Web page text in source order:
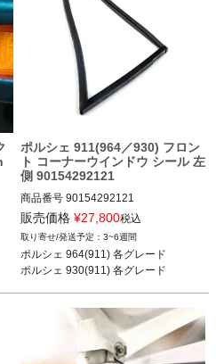
ポルシェ 911(964／930) フロン
ト コーナーウインドウ シール 左
側 90154292121
商品番号 90154292121
90154292121
ポルシェ 964(911) 各グレード 89-93
ポルシェ 930(911) 各グレード 78-89
販売価格 ¥27,800税込
3~6週間
ポルシェ 964(911) 各グレード
ポルシェ 930(911) 各グレード